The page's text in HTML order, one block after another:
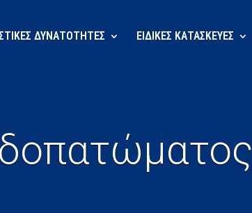
ΔΥΝΑΤΟΤΗΤΕΣ ΕΙΔΙΚΕΣ ΚΑΤΑΣΚΕΥΕΣ